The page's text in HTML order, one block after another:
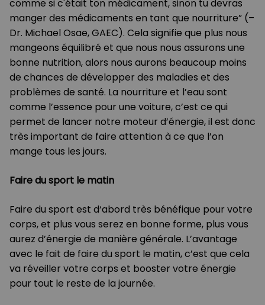
comme si c'était ton médicament, sinon tu devras
manger des médicaments en tant que nourriture” (–
Dr. Michael Osae, GAEC). Cela signifie que plus nous
mangeons équilibré et que nous nous assurons une
bonne nutrition, alors nous aurons beaucoup moins
de chances de développer des maladies et des
problèmes de santé. La nourriture et l’eau sont
comme l’essence pour une voiture, c’est ce qui
permet de lancer notre moteur d’énergie, il est donc
très important de faire attention à ce que l’on
mange tous les jours.
Faire du sport le matin
Faire du sport est d‘abord très bénéfique pour votre
corps, et plus vous serez en bonne forme, plus vous
aurez d’énergie de manière générale. L’avantage
avec le fait de faire du sport le matin, c’est que cela
va réveiller votre corps et booster votre énergie
pour tout le reste de la journée.